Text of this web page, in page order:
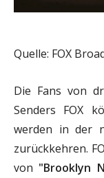
Quelle: FOX
Die Fans von
Senders FOX
werden in der
zurückkehren.
von "Brooklyn